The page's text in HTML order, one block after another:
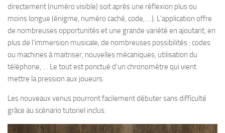
directement (numéro visible) soit après une réflexion plus ou
moins longue (énigme, numéro caché, code, …). L’application offre
de nombreuses opportunités et une grande variété en ajoutant, en
plus de l’immersion musicale, de nombreuses possibilités : codes
ou machines à maitriser, nouvelles mécaniques, utilisation du
téléphone, … Le tout est ponctué d’un chronomètre qui vient
mettre la pression aux joueurs.
Les nouveaux venus pourront facilement débuter sans difficulté
grâce au scénario tutoriel inclus.